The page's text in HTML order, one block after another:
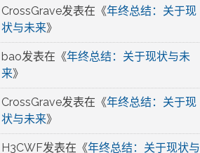
CrossGrave发表在《年终总结：关于现
状与未来》
bao发表在《年终总结：关于现状与未
来》
CrossGrave发表在《年终总结：关于现
状与未来》
H3CWF发表在《年终总结：关于现状与